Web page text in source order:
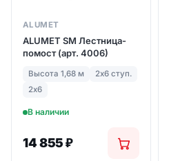
ALUMET
ALUMET SM Лестница-
помост (арт. 4006)
Высота 1,68 м
2х6 ступ.
2х6
В наличии
14 855₽